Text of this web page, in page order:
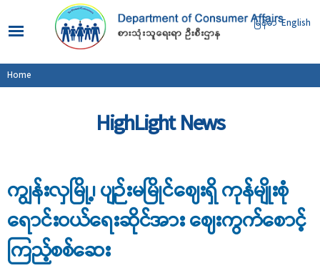
main
content
မြန်မာ English
You are here
Home
HighLight News
ကျွန်းလှမြို့၊ ပျဉ်းမမြိုင်ဈေးရှိ ကုန်မျိုးစုံ
ရောင်းဝယ်ရေးဆိုင်အား ဈေးကွက်စောင့်
ကြည့်စစ်ဆေး